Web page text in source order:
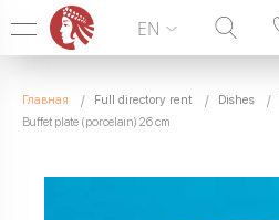
099 338 00 22
SEVEN DAYS A WEEK
EN
Главная Full directory rent Dishes
Buffet plate (porcelain) 26 cm